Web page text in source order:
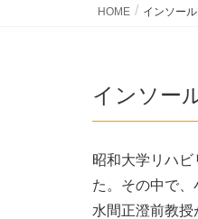
HOME インソー
インソー
昭和大学リハ
た。その中で
水間正澄前教授